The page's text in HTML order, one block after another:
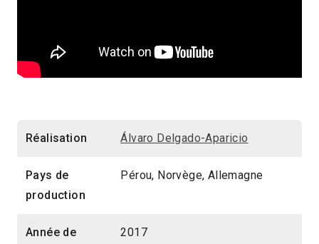
Réalisation Álvaro Delgado-Aparicio
Pays de
production
Pérou, Norvège, Allemagne
Année de
2017